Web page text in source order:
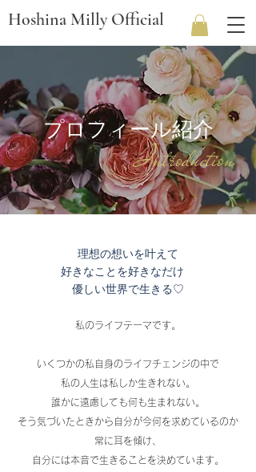
Hoshina Milly Official
​プロフィール紹介
Introduction
理想の想いを叶えて
好きなことを好きなだけ
優しい世界で生きる♡
私のライフテーマです。
いくつかの私自身のライフチェンジの中で
私の人生は私しか生きれない。
誰かに遠慮しても何も生まれない。
そう気づいたときから自分が今何を求めているのか
常に耳を傾け、
自分には本音で生きることを決めています。